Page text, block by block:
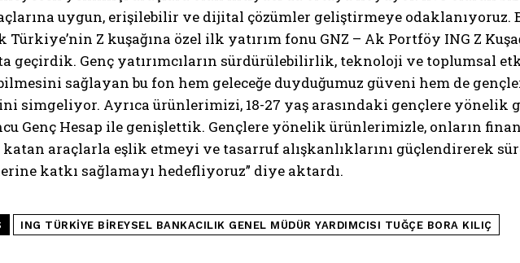
uygun, erişilebilir ve dijital çözümler geliştirmeye odaklanıyoruz.
Türkiye’nin Z kuşağına özel ilk yatırım fonu GNZ – Ak Portföy ING Z
geçirdik. Genç yatırımcıların sürdürülebilirlik, teknoloji ve toplumsal
sağlayan bu fon hem geleceğe duyduğumuz güveni hem de
simgeliyor. Ayrıca ürünlerimizi, 18-27 yaş arasındaki gençlere yönelik
Genç Hesap ile genişlettik. Gençlere yönelik ürünlerimizle, onların
katan araçlarla eşlik etmeyi ve tasarruf alışkanlıklarını güçlendirerek
katkı sağlamayı hedefliyoruz” diye aktardı.
ING TÜRKIYE BIREYSEL BANKACILIK GENEL MÜDÜR YARDIMCISI TUĞÇE BORA KILIÇ